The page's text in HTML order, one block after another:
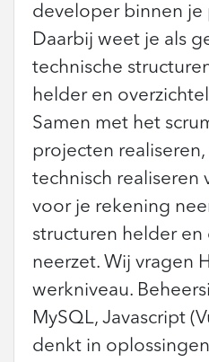
developer binnen je
Daarbij weet je als
technische
helder en
Samen met het
projecten
technisch realiseren
voor je rekening
structuren helder en
neerzet. Wij vragen
werkniveau.
MySQL, Javascript
denkt in